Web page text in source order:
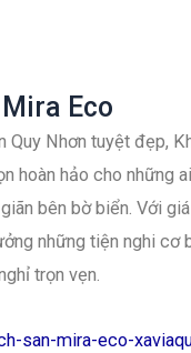
Eco
Quy Nhơn tuyệt đẹp,
hoàn hảo cho những
bên bờ biển. Với
những tiện nghi cơ
trọn vẹn.